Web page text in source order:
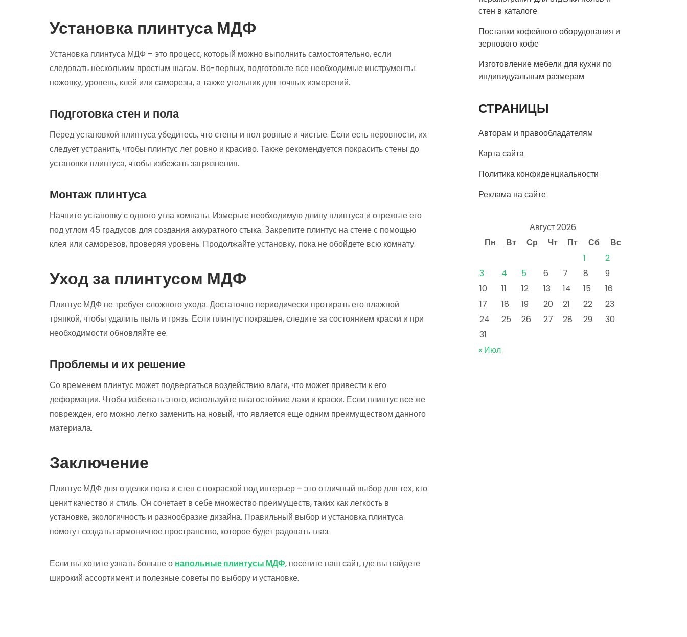
Установка плинтуса МДФ
Установка плинтуса МДФ – это процесс, который можно выполнить самостоятельно, если
следовать нескольким простым шагам. Во-первых, подготовьте все необходимые инструменты:
ножовку, уровень, клей или саморезы, а также угольник для точных измерений.
Подготовка стен и пола
Перед установкой плинтуса убедитесь, что стены и пол ровные и чистые. Если есть неровности, их
следует устранить, чтобы плинтус лег ровно и красиво. Также рекомендуется покрасить стены до
установки плинтуса, чтобы избежать загрязнения.
Монтаж плинтуса
Начните установку с одного угла комнаты. Измерьте необходимую длину плинтуса и отрежьте его
под углом 45 градусов для создания аккуратного стыка. Закрепите плинтус на стене с помощью
клея или саморезов, проверяя уровень. Продолжайте установку, пока не обойдете всю комнату.
Уход за плинтусом МДФ
Плинтус МДФ не требует сложного ухода. Достаточно периодически протирать его влажной
тряпкой, чтобы удалить пыль и грязь. Если плинтус покрашен, следите за состоянием краски и при
необходимости обновляйте ее.
Проблемы и их решение
Со временем плинтус может подвергаться воздействию влаги, что может привести к его
деформации. Чтобы избежать этого, используйте влагостойкие лаки и краски. Если плинтус все же
поврежден, его можно легко заменить на новый, что является еще одним преимуществом данного
материала.
Заключение
Плинтус МДФ для отделки пола и стен с покраской под интерьер – это отличный выбор для тех, кто
ценит качество и стиль. Он сочетает в себе множество преимуществ, таких как легкость в
установке, экологичность и разнообразие дизайна. Правильный выбор и установка плинтуса
помогут создать гармоничное пространство, которое будет радовать глаз.
Если вы хотите узнать больше о напольные плинтусы МДФ, посетите наш сайт, где вы найдете
широкий ассортимент и полезные советы по выбору и установке.
стен в каталоге
Поставки кофейного оборудования и
зернового кофе
Изготовление мебели для кухни по
индивидуальным размерам
СТРАНИЦЫ
Авторам и правообладателям
Карта сайта
Политика конфиденциальности
Реклама на сайте
Август 2026
Пн
Вт Ср Чт Пт Сб
Вс
1
2
3
4 5 6 7 8
9
10
11 12 13 14 15
16
17
18 19 20 21 22
23
24
25 26 27 28 29
30
31
« Июл